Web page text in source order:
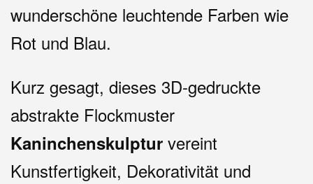
wunderschöne leuchtende Farben wie
Rot und Blau.
Kurz gesagt, dieses 3D-gedruckte
abstrakte Flockmuster
Kaninchenskulptur vereint
Kunstfertigkeit, Dekorativität und